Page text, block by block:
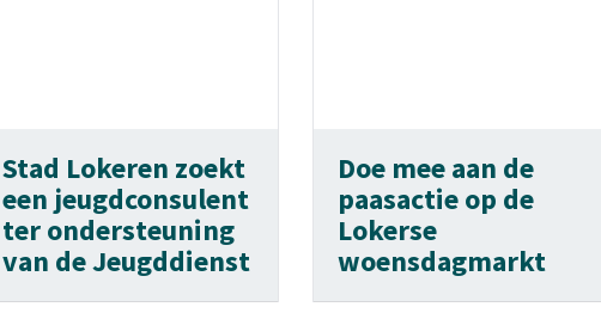
Stad Lokeren zoekt
een jeugdconsulent
ter ondersteuning
van de Jeugddienst
Doe mee aan de
paasactie op de
Lokerse
woensdagmarkt